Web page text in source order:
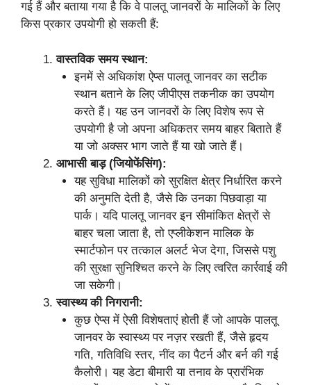
गई हैं और बताया गया है कि वे पालतू जानवरों के मालिकों के लिए
किस प्रकार उपयोगी हो सकती हैं:
वास्तविक समय स्थान:
इनमें से अधिकांश ऐप्स पालतू जानवर का सटीक
स्थान बताने के लिए जीपीएस तकनीक का उपयोग
करते हैं। यह उन जानवरों के लिए विशेष रूप से
उपयोगी है जो अपना अधिकतर समय बाहर बिताते हैं
या जो अक्सर भाग जाते हैं या खो जाते हैं।
आभासी बाड़ (जियोफेंसिंग):
यह सुविधा मालिकों को सुरक्षित क्षेत्र निर्धारित करने
की अनुमति देती है, जैसे कि उनका पिछवाड़ा या
पार्क। यदि पालतू जानवर इन सीमांकित क्षेत्रों से
बाहर चला जाता है, तो एप्लीकेशन मालिक के
स्मार्टफोन पर तत्काल अलर्ट भेज देगा, जिससे पशु
की सुरक्षा सुनिश्चित करने के लिए त्वरित कार्रवाई की
जा सकेगी।
स्वास्थ्य की निगरानी:
कुछ ऐप्स में ऐसी विशेषताएं होती हैं जो आपके पालतू
जानवर के स्वास्थ्य पर नज़र रखती हैं, जैसे हृदय
गति, गतिविधि स्तर, नींद का पैटर्न और बर्न की गई
कैलोरी। यह डेटा बीमारी या तनाव के प्रारंभिक